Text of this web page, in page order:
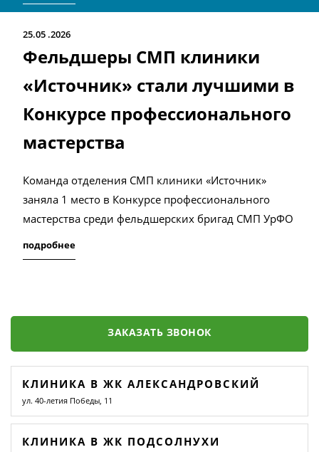
25.05 2026
Фельдшеры СМП клиники
«Источник» стали лучшими в
Конкурсе профессионального
мастерства
Команда отделения СМП клиники «Источник»
заняла 1 место в Конкурсе профессионального
мастерства среди фельдшерских бригад СМП УрФО
подробнее
ЗАКАЗАТЬ ЗВОНОК
КЛИНИКА В ЖК АЛЕКСАНДРОВСКИЙ
ул. 40-летия Победы, 11
КЛИНИКА В ЖК ПОДСОЛНУХИ